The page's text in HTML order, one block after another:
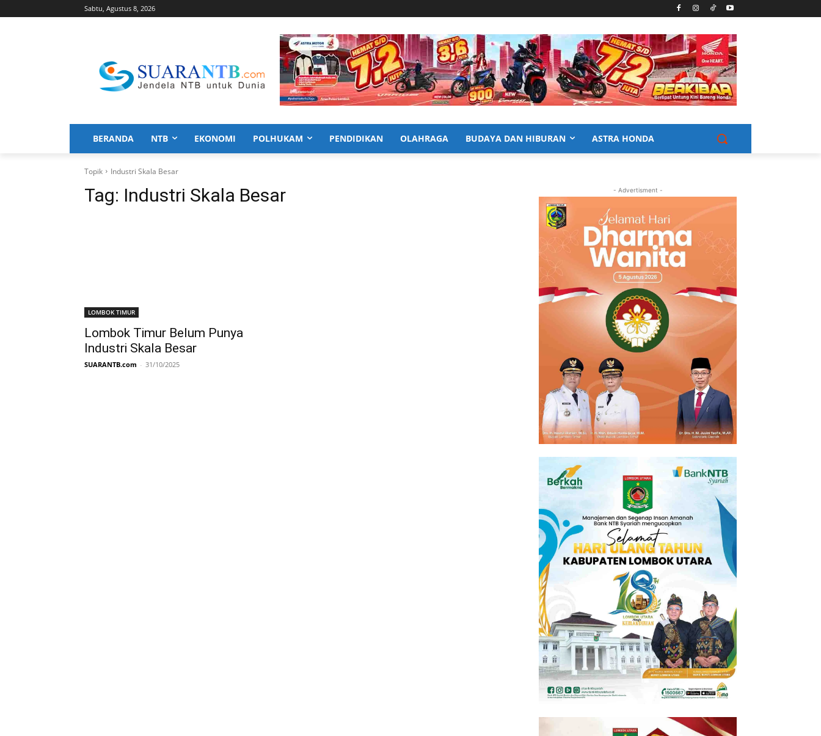
Sabtu, Agustus 8, 2026
BERANDA NTB EKONOMI POLHUKAM PENDIDIKAN OLAHRAGA BUDAYA DAN HIBURAN ASTRA HONDA
Topik Industri Skala Besar
Tag: Industri Skala Besar
LOMBOK TIMUR
Lombok Timur Belum Punya
Industri Skala Besar
SUARANTB.com - 31/10/2025
- Advertisment -